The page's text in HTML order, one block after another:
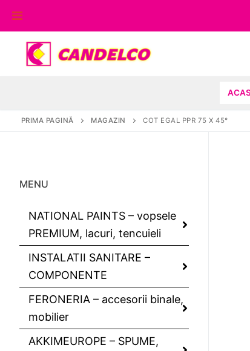
conținut
PRIMA PAGINĂ MAGAZIN COT EGAL PPR 75 X 45°
MENU
NATIONAL PAINTS – vopsele
PREMIUM, lacuri, tencuieli
INSTALATII SANITARE –
COMPONENTE
FERONERIA – accesorii binale,
mobilier
AKKIMEUROPE – SPUME,